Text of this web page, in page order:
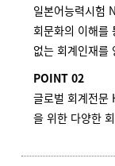
일본어능력시험
회문화의 이해를
없는 회계인재를
POINT 02
글로벌 회계전문
을 위한 다양한